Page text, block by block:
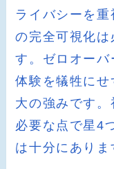
ライバシーを
の完全可視化は
す。ゼロオー
体験を犠牲に
大の強みです
必要な点で星4
は十分にありま